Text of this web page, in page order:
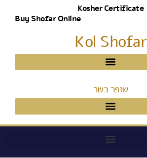
Kosher Certificate
Buy Shofar Online
Kol Shofar
שופר כשר